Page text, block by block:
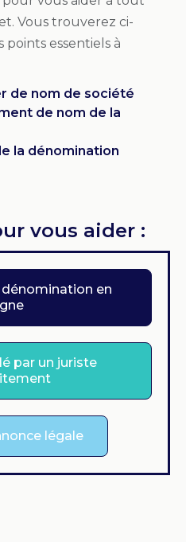
Vous trouverez ci-
points essentiels à
de nom de société
de nom de la
la dénomination
vous aider :
en
par un juriste
légale